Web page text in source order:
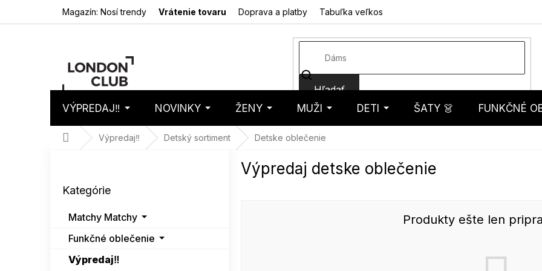
Magazín: Nosí trendy Vrátenie tovaru Doprava a platby Tabuľka veľkostí
Hľadať
košík
VÝPREDAJ‼️ NOVINKY ŽENY MUŽI DETI ŠATY 👗 FUNKČNÉ
DomovVýpredaj‼️ Detský sortiment Detske oblečenie
kategórie
Kategórie
Matchy Matchy
Funkčné oblečenie
Výpredaj‼️
Výpredaj detske oblečenie
Produkty ešte len